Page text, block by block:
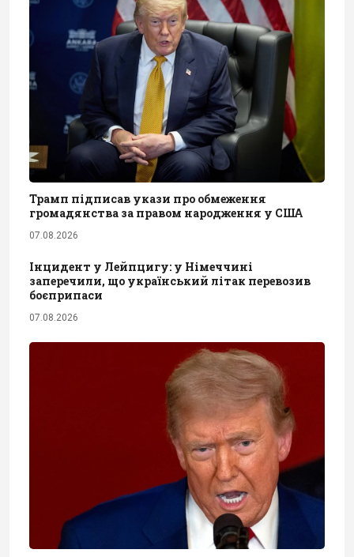
Трамп підписав укази про обмеження
громадянства за правом народження у США
07.08.2026
Інцидент у Лейпцигу: у Німеччині
заперечили, що український літак перевозив
боєприпаси
07.08.2026